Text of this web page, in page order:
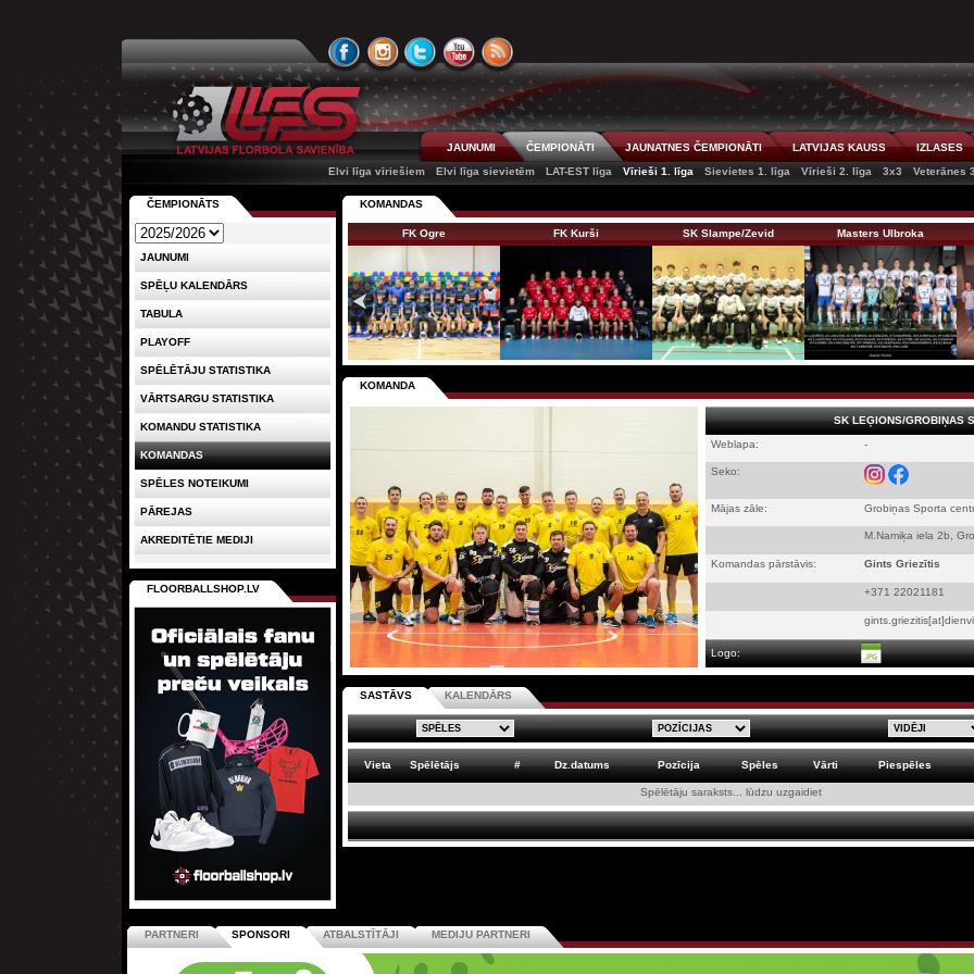
JAUNUMI ČEMPIONĀTI JAUNATNES ČEMPIONĀTI LATVIJAS KAUSS IZLASES
Elvi līga vīriešiem
Elvi līga sievietēm LAT-EST līga Vīrieši 1. līga Sievietes 1. līga Vīrieši 2. līga 3x3 Veterānes
KOMANDAS
FK Ogre FK Kurši SK Slampe/Zevid Masters Ulbroka
KOMANDA
SK LEĢIONS/GROBIŅAS
Weblapa:
-
Seko:
Mājas zāle: Grobiņas Sporta
M.Namiķa iela 2b,
Komandas pārstāvis: Gints Griezītis
+371 22021181
Logo:
SASTĀVS KALENDĀRS
Vieta Spēlētājs # Dz.datums Pozīcija Spēles Vārti Piespēles
Spēlētāju saraksts... lūdzu uzgaidiet
ČEMPIONĀTS
JAUNUMI
SPĒĻU KALENDĀRS
TABULA
PLAYOFF
SPĒLĒTĀJU STATISTIKA
VĀRTSARGU STATISTIKA
KOMANDU STATISTIKA
KOMANDAS
SPĒLES NOTEIKUMI
PĀREJAS
AKREDITĒTIE MEDIJI
FLOORBALLSHOP.LV
PARTNERI SPONSORI ATBALSTĪTĀJI MEDIJU PARTNERI